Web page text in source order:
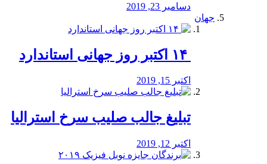
دسامبر 23, 2019
جهان
اکتبر 15, 2019
تبلیغ جالب صلیب سرخ استرالیا
اکتبر 12, 2019